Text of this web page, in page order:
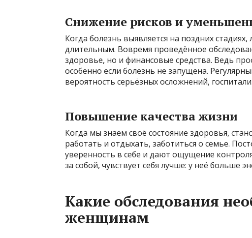
Снижение рисков и
Когда болезнь выявляется на поздних
длительным. Вовремя проведённое
здоровье, но и финансовые средства. Ведь
особенно если болезнь не запущена.
вероятность серьёзных осложнений,
Повышение качества жизни
Когда мы знаем своё состояние здоровья,
работать и отдыхать, заботиться о семье.
уверенность в себе и дают ощущение
за собой, чувствует себя лучше: у неё больше
Какие обследования
женщинам